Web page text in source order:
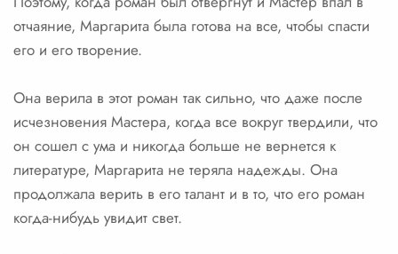
отчаяние, Маргарита была готова на все, чтобы спасти
его и его творение.
Она верила в этот роман так сильно, что даже после
исчезновения Мастера, когда все вокруг твердили, что
он сошел с ума и никогда больше не вернется к
литературе, Маргарита не теряла надежды. Она
продолжала верить в его талант и в то, что его роман
когда-нибудь увидит свет.